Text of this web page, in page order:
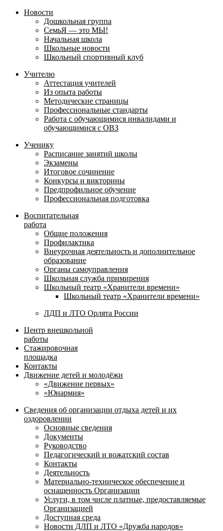
Новости
Дошкольная группа
СемьЯ — это МЫ!
Начальная школа
Школьные новости
Школьный спортивный клуб
Учителю
Аттестация учителей
Из опыта работы
Методические страницы
Профессиональные стандарты
Работа с обучающимися инвалидами и
обучающимися с ОВЗ
Ученику
Расписание занятий школы
Экзамены
Итоговое сочинение
Конкурсы и викторины
Предпрофильное обучение
Профессиональная подготовка
Воспитательная
работа
Общие положения
Профилактика
Внеурочная деятельность и дополнительное
образование
Органы самоуправления
Школьная служба примирения
Школьный театр «Хранители времени»
Школьный театр «Хранители времени»
ЛДП и ЛТО Орлята России
Центр внешкольной
работы
Стажировочная
площадка
Контакты
Движение детей и молодёжи
«Движение первых»
«Юнармия»
Сведения об организации отдыха детей и их
оздоровлении
Основные сведения
Документы
Руководство
Педагогический и вожатский состав
Контакты
Деятельность
Материально-техническое обеспечение и
оснащенность Организации
Услуги, в том числе платные, предоставляемые
Организацией
Доступная среда
Новости ДЛП и ЛТО «Дружба народов»